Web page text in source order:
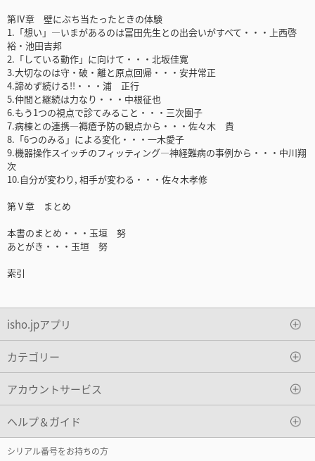
第Ⅳ章 壁にぶち当たったときの体験
1.「想い」―いまがあるのは冨田先生との出会いがすべて・・・上西啓
裕・池田吉邦
2.「している動作」に向けて・・・北坂佳寛
3.大切なのは守・破・離と原点回帰・・・安井常正
4.諦めず続ける!!・・・浦 正行
5.仲間と継続は力なり・・・中根征也
6.もう1つの視点で診てみること・・・三次園子
7.病棟との連携―褥瘡予防の観点から・・・佐々木 貴
8.「6つのみる」による変化・・・一木愛子
9.機器操作スイッチのフィッティング―神経難病の事例から・・・中川翔
次
10.自分が変わり, 相手が変わる・・・佐々木孝修
第Ⅴ章 まとめ
本書のまとめ・・・玉垣 努
あとがき・・・玉垣 努
索引
isho.jpアプリ
カテゴリー
アカウントサービス
ヘルプ＆ガイド
シリアル番号をお持ちの方